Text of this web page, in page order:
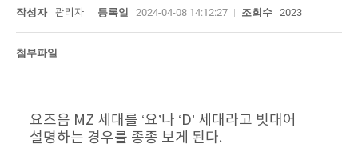
작성자 관리자 등록일 2024-04-08 14:12:27 조회수 2023
첨부파일
요즈음 MZ 세대를 ‘요’나 ‘D’ 세대라고 빗대어
설명하는 경우를 종종 보게 된다.